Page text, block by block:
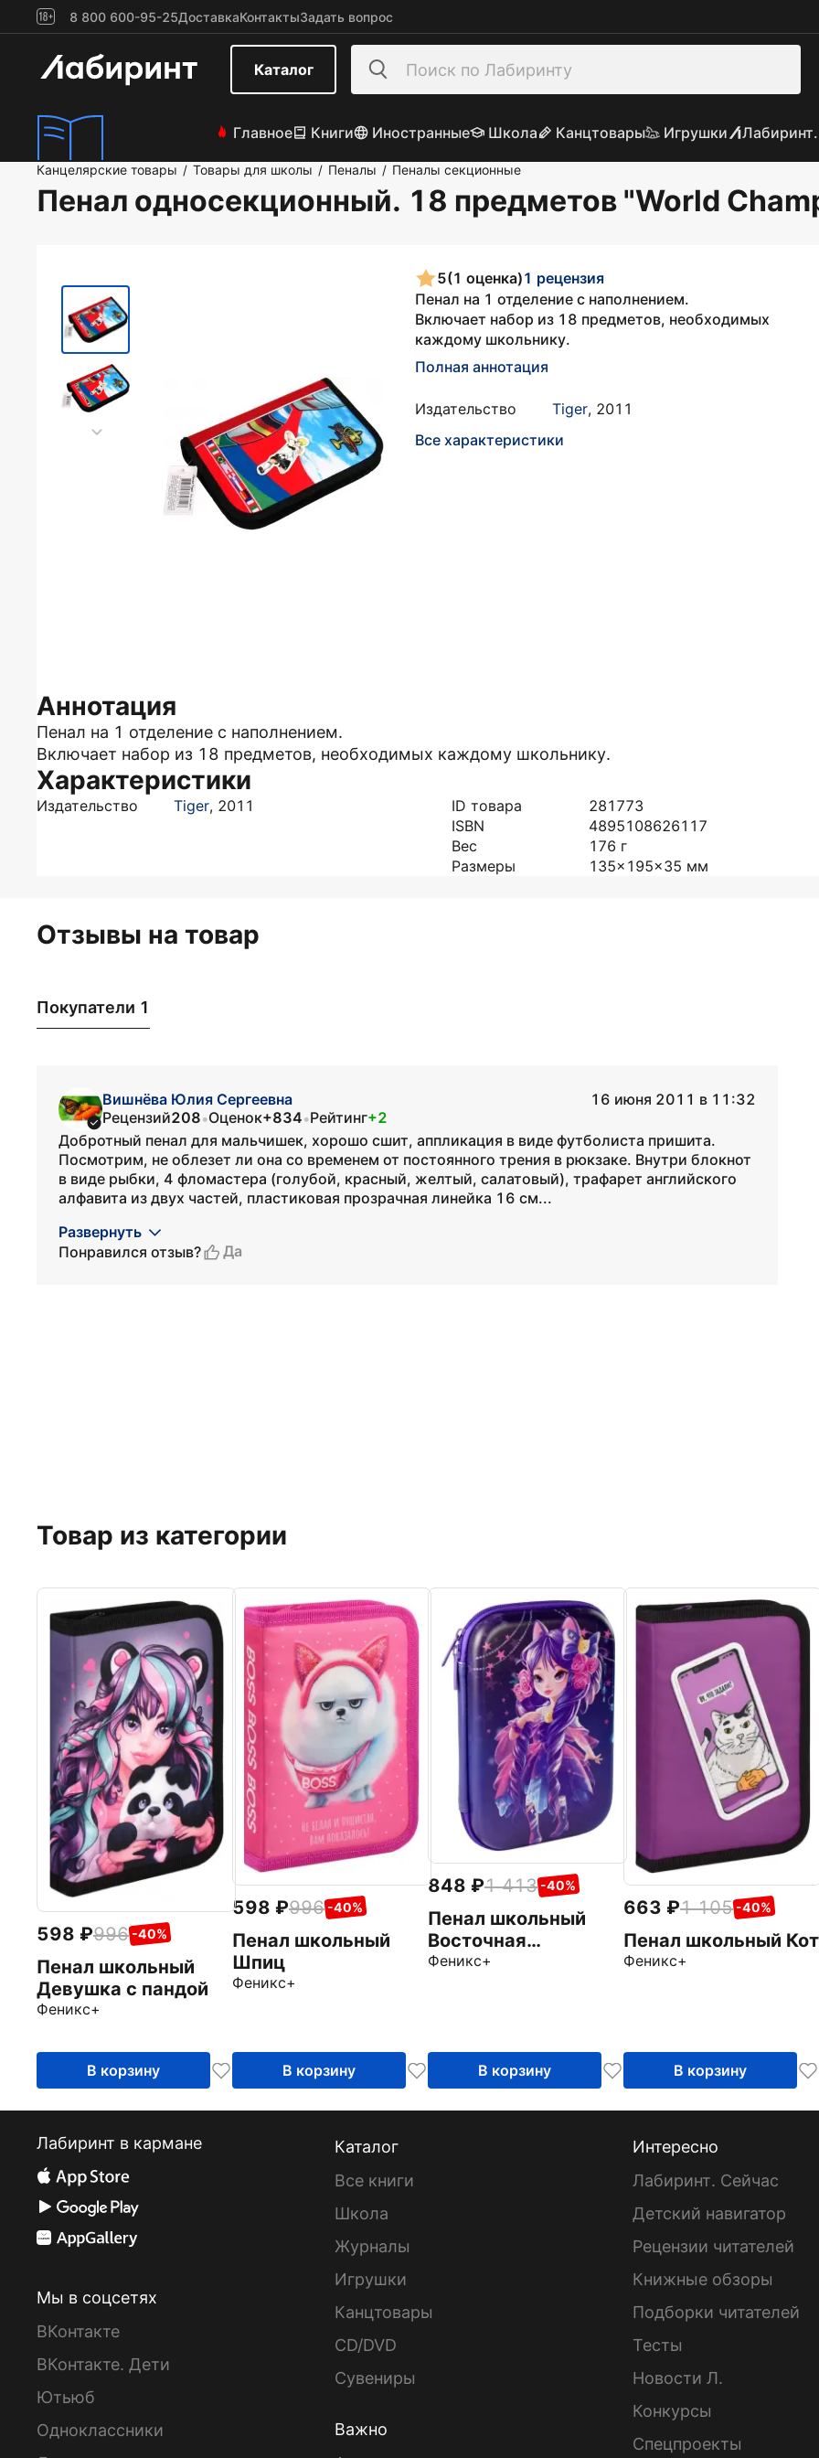
8 800 600-95-25ДоставкаКонтактыЗадать вопрос
Каталог
Главное Книги Иностранные Школа Канцтовары Игрушки
Канцелярские товары / Товары для школы / Пеналы / Пеналы секционные
Пенал односекционный. 18 предметов "World
5(1 оценка)1 рецензия
Пенал на 1 отделение с наполнением.
Включает набор из 18 предметов, необходимых
каждому школьнику.
Полная аннотация
Издательство Tiger, 2011
Все характеристики
Аннотация
Пенал на 1 отделение с наполнением.
Включает набор из 18 предметов, необходимых каждому школьнику.
Характеристики
Издательство Tiger, 2011 ID товара
281773
ISBN
4895108626117
Вес
176 г
Размеры
135x195x35 мм
Отзывы на товар
Покупатели 1
Вишнёва Юлия Сергеевна
16 июня 2011 в 11:32
Рецензий208•Оценок+834•Рейтинг+2
Добротный пенал для мальчишек, хорошо сшит, аппликация в виде футболиста пришита.
Посмотрим, не облезет ли она со временем от постоянного трения в рюкзаке. Внутри блокнот
в виде рыбки, 4 фломастера (голубой, красный, желтый, салатовый), трафарет английского
алфавита из двух частей, пластиковая прозрачная линейка 16 см...
Развернуть
Понравился отзыв?
Да
Товар из категории
598 996 -40%
Пенал школьный
Девушка с пандой
Феникс+
В корзину
598 996 -40%
Пенал школьный
Шпиц
Феникс+
В корзину
848 1 413 -40%
Пенал школьный
Восточная
принцесса
Феникс+
В корзину
663 1 105 -40%
Пенал школьный Кот
Феникс+
В корзину
Лабиринт в кармане
Мы в соцсетях
ВКонтакте
ВКонтакте. Дети
Ютьюб
Одноклассники
Каталог
Все книги
Школа
Журналы
Игрушки
Канцтовары
CD/DVD
Сувениры
Важно
Интересно
Лабиринт. Сейчас
Детский навигатор
Рецензии читателей
Книжные обзоры
Подборки читателей
Тесты
Новости Л.
Конкурсы
Спецпроекты